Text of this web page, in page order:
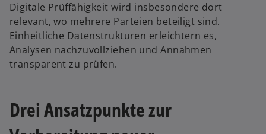
Digitale Prüffähigkeit wird insbesondere dort
relevant, wo mehrere Parteien beteiligt sind.
Einheitliche Datenstrukturen erleichtern es,
Analysen nachzuvollziehen und Annahmen
transparent zu prüfen.
Drei Ansatzpunkte zur